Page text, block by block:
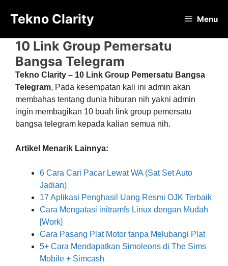
Tekno Clarity Menu
10 Link Group Pemersatu
Bangsa Telegram
Tekno Clarity – 10 Link Group Pemersatu Bangsa
Telegram, Pada kesempatan kali ini admin akan
membahas tentang dunia hiburan nih yakni admin
ingin membagikan 10 buah link group pemersatu
bangsa telegram kepada kalian semua nih.
Artikel Menarik Lainnya:
6 Cara Cari Pacar Lewat WA (Sat Set Auto
Jadian)
17 Aplikasi Penghasil Uang Resmi OJK Terbaik
Cara Mengatasi initramfs Linux dengan Mudah
[Work]
Cara Pasang Plat Motor tanpa Melubangi Plat
5+ Cara Mendapatkan Simoleons di The Sims
Mobile + Simcash